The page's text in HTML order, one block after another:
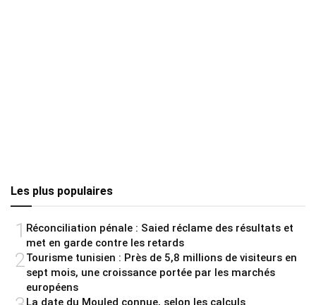
Les plus populaires
1 Réconciliation pénale : Saied réclame des résultats et
met en garde contre les retards
2Tourisme tunisien : Près de 5,8 millions de visiteurs en
sept mois, une croissance portée par les marchés
européens
La date du Mouled connue, selon les calculs